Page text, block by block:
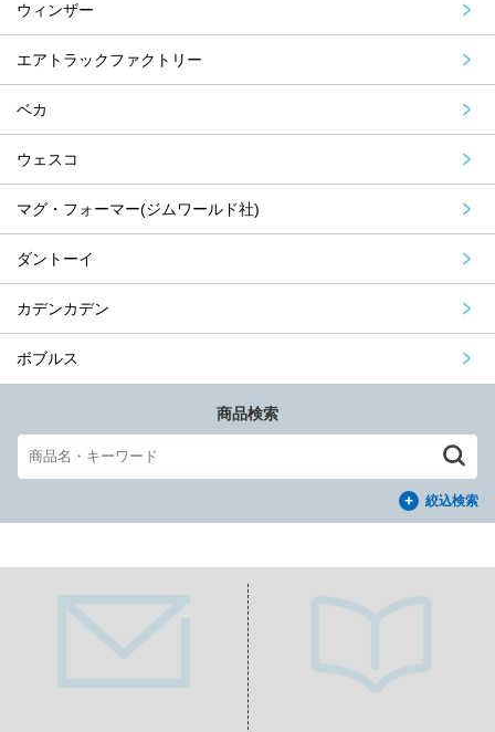
ウィンザー
エアトラックファクトリー
ベカ
ウェスコ
マグ・フォーマー(ジムワールド社)
ダントーイ
カデンカデン
ボブルス
商品検索
絞込検索